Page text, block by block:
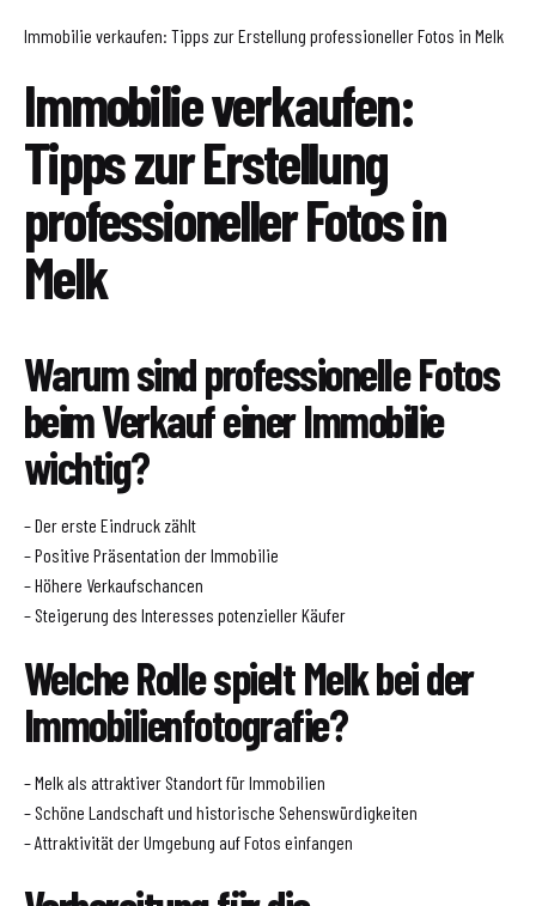
Immobilie verkaufen: Tipps zur Erstellung professioneller Fotos in Melk
Immobilie verkaufen:
Tipps zur Erstellung
professioneller Fotos in
Melk
Warum sind professionelle Fotos
beim Verkauf einer Immobilie
wichtig?
– Der erste Eindruck zählt
– Positive Präsentation der Immobilie
– Höhere Verkaufschancen
– Steigerung des Interesses potenzieller Käufer
Welche Rolle spielt Melk bei der
Immobilienfotografie?
– Melk als attraktiver Standort für Immobilien
– Schöne Landschaft und historische Sehenswürdigkeiten
– Attraktivität der Umgebung auf Fotos einfangen